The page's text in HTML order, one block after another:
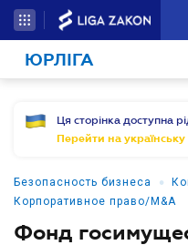
ЮРЛІГА
Ця сторінка доступна
Перейти на українську
Безопасность бизнеса •
Корпоративное право/M&A
Фонд